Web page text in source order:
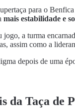
para o
mais estabilidade e
a turma
assim como a
depois de uma
da Taça de